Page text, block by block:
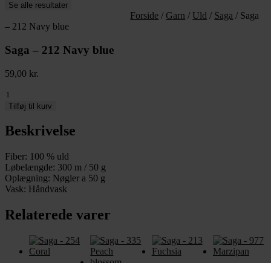
Se alle resultater
Forside / Garn / Uld / Saga / Saga
– 212 Navy blue
Saga – 212 Navy blue
59,00 kr.
Saga
Navy
blue
Tilføj til kurv
Beskrivelse
Fiber: 100 % uld
Løbelængde: 300 m / 50 g
Oplægning: Nøgler a 50 g
Vask: Håndvask
Relaterede varer